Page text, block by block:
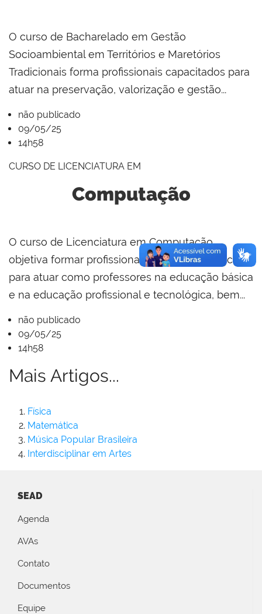
O curso de Bacharelado em Gestão
Socioambiental em Territórios e Maretórios
Tradicionais forma profissionais capacitados para
atuar na preservação, valorização e gestão...
não publicado
09/05/25
14h58
CURSO DE LICENCIATURA EM
Computação
O curso de Licenciatura em Computação
objetiva formar profissionais com competências
para atuar como professores na educação básica
e na educação profissional e tecnológica, bem...
não publicado
09/05/25
14h58
Mais Artigos...
Física
Matemática
Música Popular Brasileira
Interdisciplinar em Artes
SEAD
Agenda
AVAs
Contato
Documentos
Equipe